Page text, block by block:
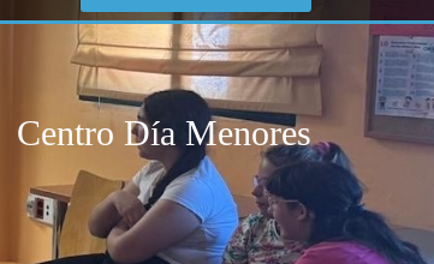
Centro Día Menores